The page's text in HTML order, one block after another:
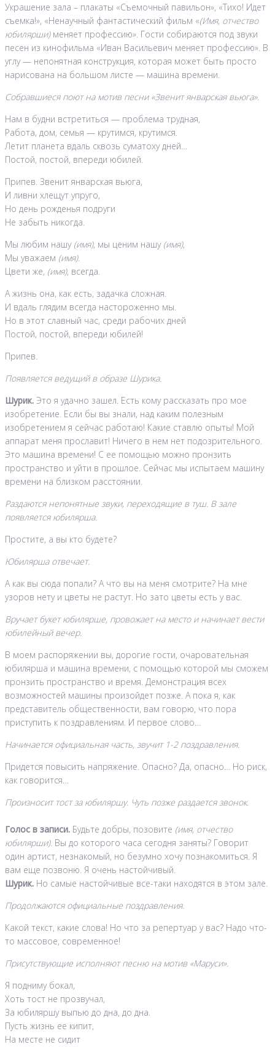
Украшение зала – плакаты «Съемочный павильон», «Тихо! Идет
съемка!», «Ненаучный фантастический фильм «(Имя, отчество
юбилярши)меняет профессию». Гости собираются под звуки
песен из кинофильма «Иван Васильевич меняет профессию». В
углу — непонятная конструкция, которая может быть просто
нарисована на большом листе — машина времени.
Собравшиеся поют на мотив песни «Звенит январская вьюга».
Нам в будни встретиться — проблема трудная,
Работа, дом, семья — крутимся, крутимся.
Летит планета вдаль сквозь суматоху дней…
Постой, постой, впереди юбилей.
Припев. Звенит январская вьюга,
И ливни хлещут упруго,
Но день рожденья подруги
Не забыть никогда.
Мы любим нашу (имя), мы ценим нашу (имя),
Мы уважаем (имя).
Цвети же, (имя), всегда.
А жизнь она, как есть, задачка сложная.
И вдаль глядим всегда настороженно мы.
Но в этот славный час, среди рабочих дней
Постой, постой, впереди юбилей!
Припев.
Появляется ведущий в образе Шурика.
Шурик. Это я удачно зашел. Есть кому рассказать про мое
изобретение. Если бы вы знали, над каким полезным
изобретением я сейчас работаю! Какие ставлю опыты! Мой
аппарат меня прославит! Ничего в нем нет подозрительного.
Это машина времени! С ее помощью можно пронзить
пространство и уйти в прошлое. Сейчас мы испытаем машину
времени на близком расстоянии.
Раздаются непонятные звуки, переходящие в туш. В зале
появляется юбилярша.
Простите, а вы кто будете?
Юбилярша отвечает.
А как вы сюда попали? А что вы на меня смотрите? На мне
узоров нету и цветы не растут. Но зато цветы есть у вас.
Вручает букет юбилярше, провожает на место и начинает вести
юбилейный вечер.
В моем распоряжении вы, дорогие гости, очаровательная
юбилярша и машина времени, с помощью которой мы сможем
пронзить пространство и время. Демонстрация всех
возможностей машины произойдет позже. А пока я, как
представитель общественности, вам говорю, что пора
приступить к поздравлениям. И первое слово…
Начинается официальная часть, звучит 1-2 поздравления.
Придется повысить напряжение. Опасно? Да, опасно… Но риск,
как говорится…
Произносит тост за юбиляршу. Чуть позже раздается звонок.
Голос в записи. Будьте добры, позовите (имя, отчество
юбилярши). Вы до которого часа сегодня заняты? Говорит
один артист, незнакомый, но безумно хочу познакомиться. Я
вам еще позвоню. Я очень настойчивый.
Шурик. Но самые настойчивые все-таки находятся в этом зале.
Продолжаются официальные поздравления.
Какой текст, какие слова! Но что за репертуар у вас? Надо что-
то массовое, современное!
Присутствующие исполняют песню на мотив «Маруси».
Я подниму бокал,
Хоть тост не прозвучал,
За юбиляршу выпью до дна, до дна.
Пусть жизнь ее кипит,
На месте не сидит